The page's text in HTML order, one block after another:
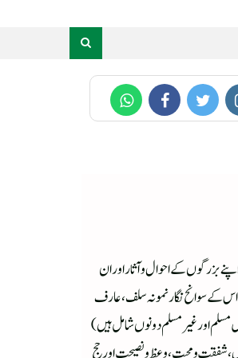
بزرگوں کے احوال و آثار اور ان
کےسوانح نگار نمونہ سلف، عارف
مسلم اور غیر مسلم دونوں شامل ہیں)